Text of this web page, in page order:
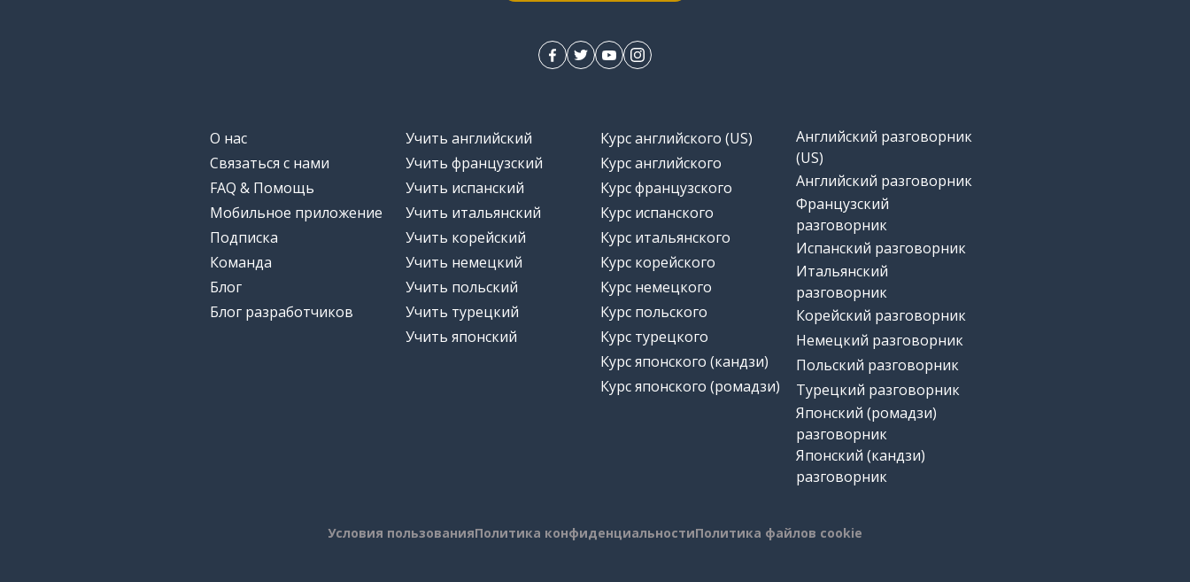
О нас
Связаться с нами
FAQ & Помощь
Мобильное приложение
Подписка
Команда
Блог
Блог разработчиков
Учить английский
Учить французский
Учить испанский
Учить итальянский
Учить корейский
Учить немецкий
Учить польский
Учить турецкий
Учить японский
Курс английского (US)
Курс английского
Курс французского
Курс испанского
Курс итальянского
Курс корейского
Курс немецкого
Курс польского
Курс турецкого
Курс японского (кандзи)
Курс японского (ромадзи)
Английский разговорник
(US)
Английский разговорник
Французский
разговорник
Испанский разговорник
Итальянский
разговорник
Корейский разговорник
Немецкий разговорник
Польский разговорник
Турецкий разговорник
Японский (ромадзи)
разговорник
Японский (кандзи)
разговорник
Условия пользованияПолитика конфиденциальностиПолитика файлов cookie